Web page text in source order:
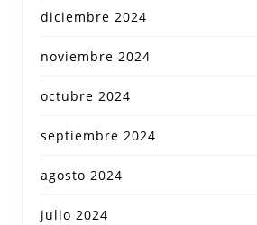
diciembre 2024
noviembre 2024
octubre 2024
septiembre 2024
agosto 2024
julio 2024